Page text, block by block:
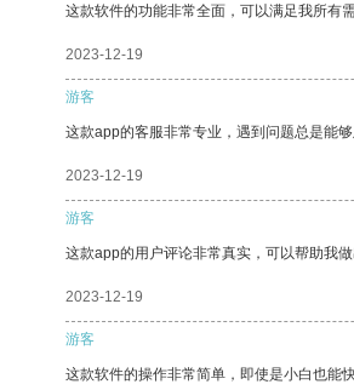
这款软件的功能非常全面，可以满足我所有需
2023-12-19
游客
这款app的客服非常专业，遇到问题总是能
2023-12-19
游客
这款app的用户评论非常真实，可以帮助我做
2023-12-19
游客
这款软件的操作非常简单，即使是小白也能快